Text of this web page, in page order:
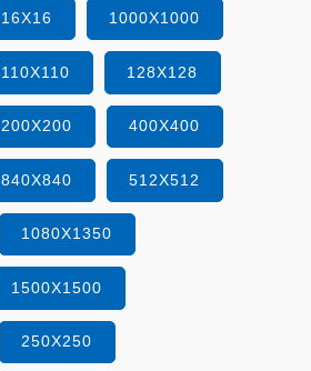
16X16 1000X1000
110X110 128X128
200X200 400X400
840X840 512X512
1080X1350
1500X1500
250X250